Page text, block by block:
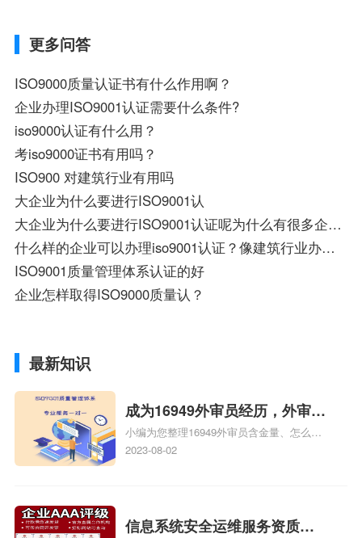
更多问答
ISO9000质量认证书有什么作用啊？
企业办理ISO9001认证需要什么条件?
iso9000认证有什么用？
考iso9000证书有用吗？
ISO900 对建筑行业有用吗
大企业为什么要进行ISO9001认
大企业为什么要进行ISO9001认证呢为什么有很多企业都办理ISO9001认证?
什么样的企业可以办理iso9001认证？像建筑行业办这个作用大吗
ISO9001质量管理体系认证的好
企业怎样取得ISO9000质量认？
最新知识
成为16949外审员经历，外审员
16949
小编为您整理16949外审员含金量、怎么才
能成为注册的TS16949:2009的外审员、我
2023-08-02
信息系统安全运维服务资质二